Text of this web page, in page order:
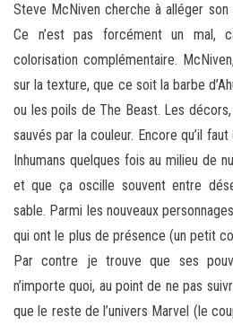
Steve McNiven cherche à alléger
Ce n’est pas forcément un mal,
colorisation complémentaire.
sur la texture, que ce soit la barbe
ou les poils de The Beast. Les
sauvés par la couleur. Encore qu’il
Inhumans quelques fois au milieu de
et que ça oscille souvent entre
sable. Parmi les nouveaux
qui ont le plus de présence (un petit
Par contre je trouve que ses
n’importe quoi, au point de ne pas
que le reste de l’univers Marvel (le